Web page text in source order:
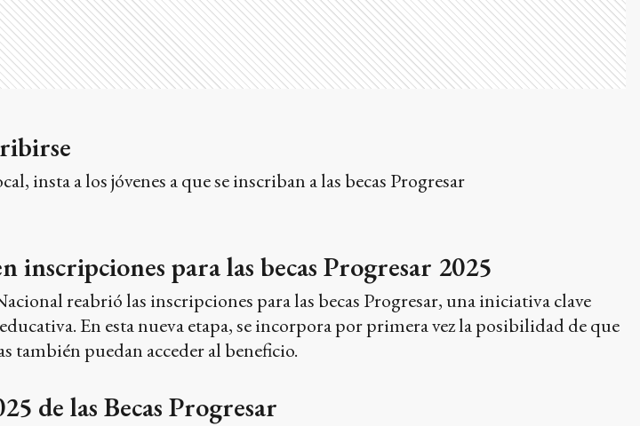
insta a los jóvenes a que se inscriban a las becas Progresar
inscripciones para las becas Progresar 2025
reabrió las inscripciones para las becas Progresar, una iniciativa clave
En esta nueva etapa, se incorpora por primera vez la posibilidad de que
también puedan acceder al beneficio.
de las Becas Progresar